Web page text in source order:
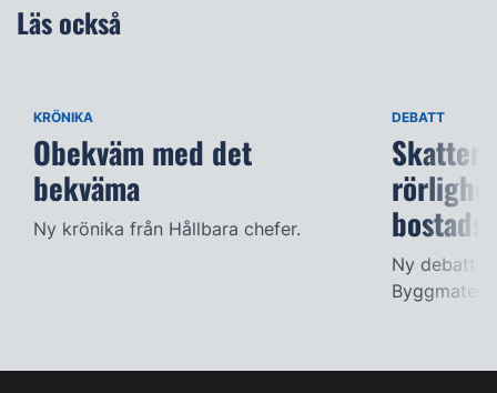
Läs också
KRÖNIKA
Obekväm med det
bekväma
Ny krönika från Hållbara chefer.
DEBATT
Skatter
Ny debatt-